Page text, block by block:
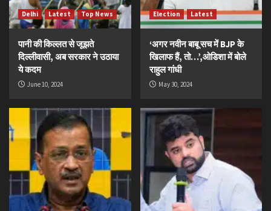
Delhi Latest Top News
पानी की किल्लत से जूझते
दिल्लीवासी, अब सरकार ने उठाया
ये कदम
June 10, 2024
Election Latest
‘अगर नवीन बाबू सच में BJP के
खिलाफ हैं, तो…’,ओडिशा में बोले
राहुल गांधी
May 30, 2024